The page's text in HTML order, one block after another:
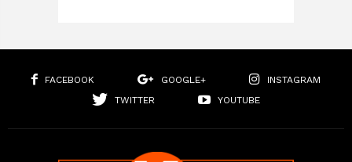
FACEBOOK GOOGLE+
INSTAGRAM
TWITTER
YOUTUBE